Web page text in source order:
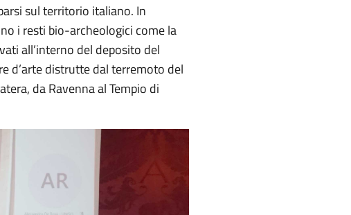
sul territorio italiano. In
i resti bio-archeologici come la
all’interno del deposito del
d’arte distrutte dal terremoto del
da Ravenna al Tempio di